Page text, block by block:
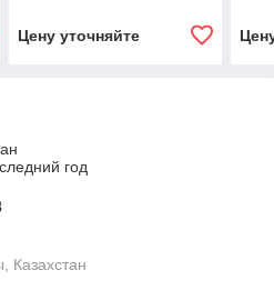
Цену уточняйте
год
Казахстан